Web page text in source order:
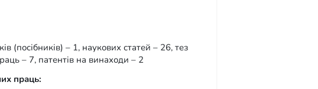
(посібників) – 1, наукових статей – 26, тез
– 7, патентів на винаходи – 2
праць: